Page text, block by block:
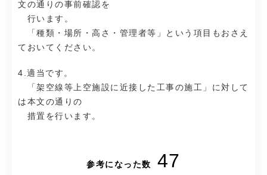
文の通りの事前確認を
行います。
「種類・場所・高さ・管理者等」という項目もおさえ
ておいてください。
4.適当です。
「架空線等上空施設に近接した工事の施工」に対して
は本文の通りの
措置を行います。
参考になった数 47